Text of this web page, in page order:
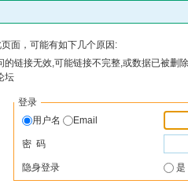
面，可能有如下几个原因:
的链接无效,可能链接不完整,或数据已被删
坛
登录
用户名
Email
密 码
隐身登录